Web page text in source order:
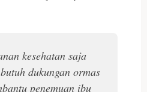
kesehatan saja
dukungan ormas
penemuan ibu